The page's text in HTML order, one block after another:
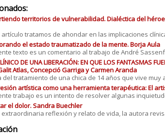
territorios de vulnerabilidad. Dialéctica del
artículo tratamos de ahondar en las implicaciones
el estado traumatizado de la mente. Borja Aula
texto es un comentario al trabajo de André
DE UNA LIBERACIÓN: EN QUE LOS FANTASMAS
Atlas, Concepció Garriga y Carmen Aranda
del tratamiento de una chica de 14 años que vive muy
artística como una herramienta terapéutica: El
trabajo es un intento de resolver algunas
el dolor. Sandra Buechler
extraordinaria reflexión y relato de vida, la autora